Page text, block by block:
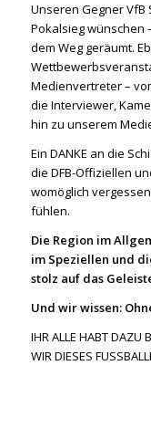
Unseren Gegner VfB
Pokalsieg wünschen
dem Weg geräumt.
Medienvertreter –
die Interviewer,
hin zu unserem
Ein DANKE an die
die DFB-Offiziellen
womöglich
fühlen.
Die Region im
im Speziellen und
stolz auf das
Und wir wissen:
IHR ALLE HABT
WIR DIESES